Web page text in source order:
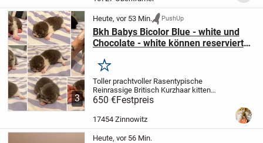
3
Heute, vor 53 Min. PushUp
Bkh Babys Bicolor Blue - white und
Chocolate - white können reserviert
Merken
Toller prachtvoller Rasentypische
Reinrassige Britisch Kurzhaar kitten
suchen schonmal ...
1 x Mädchen in Blue-white
Bicolor 1x Junge Blue White (reserviert
650 €Festpreis
17454 Zinnowitz
Heute, vor 56 Min.